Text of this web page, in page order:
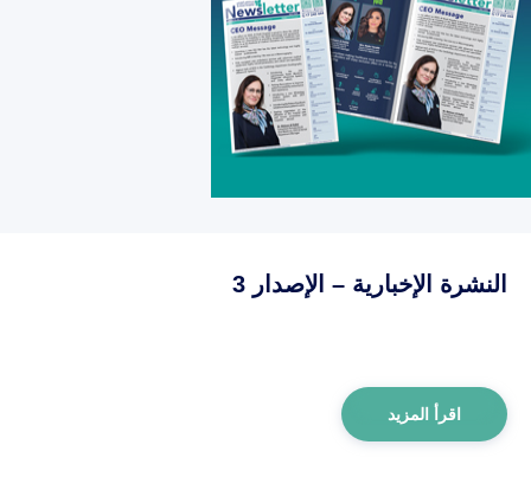
النشرة الإخبارية – الإصدار 3
اقرأ المزيد